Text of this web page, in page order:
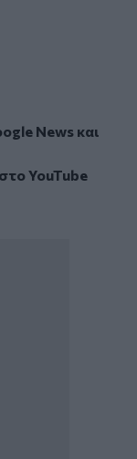
Newsκαι
YouTube